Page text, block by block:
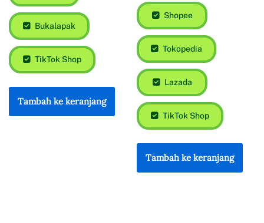
Bukalapak
TikTok Shop
Tambah ke keranjang
Shopee
Tokopedia
Lazada
TikTok Shop
Tambah ke keranjang